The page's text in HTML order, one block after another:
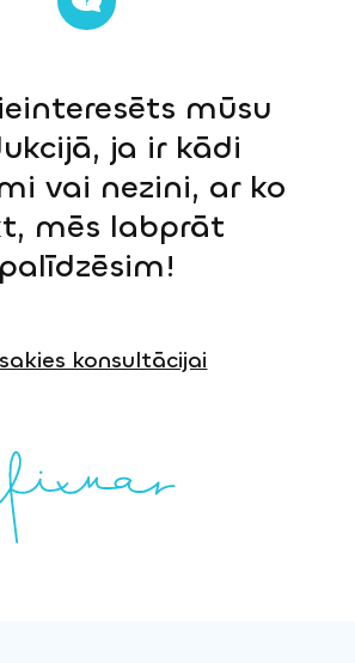
mūsu
ja ir kādi
vai nezini, ar ko
mēs labprāt
palīdzēsim!
konsultācijai